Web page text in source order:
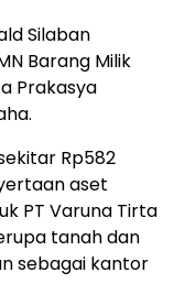
Silaban
Barang Milik
Prakasya
Rp582
aset
PT Varuna Tirta
tanah dan
sebagai kantor